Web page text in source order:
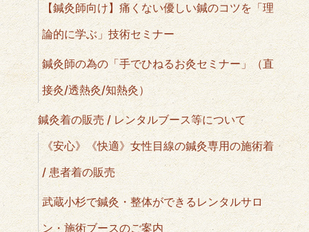
【鍼灸師向け】痛くない優しい鍼のコツを「理
論的に学ぶ」技術セミナー
鍼灸師の為の「手でひねるお灸セミナー」（直
接灸/透熱灸/知熱灸）
鍼灸着の販売 / レンタルブース等について
《安心》《快適》女性目線の鍼灸専用の施術着
/ 患者着の販売
武蔵小杉で鍼灸・整体ができるレンタルサロ
ン・施術ブースのご案内